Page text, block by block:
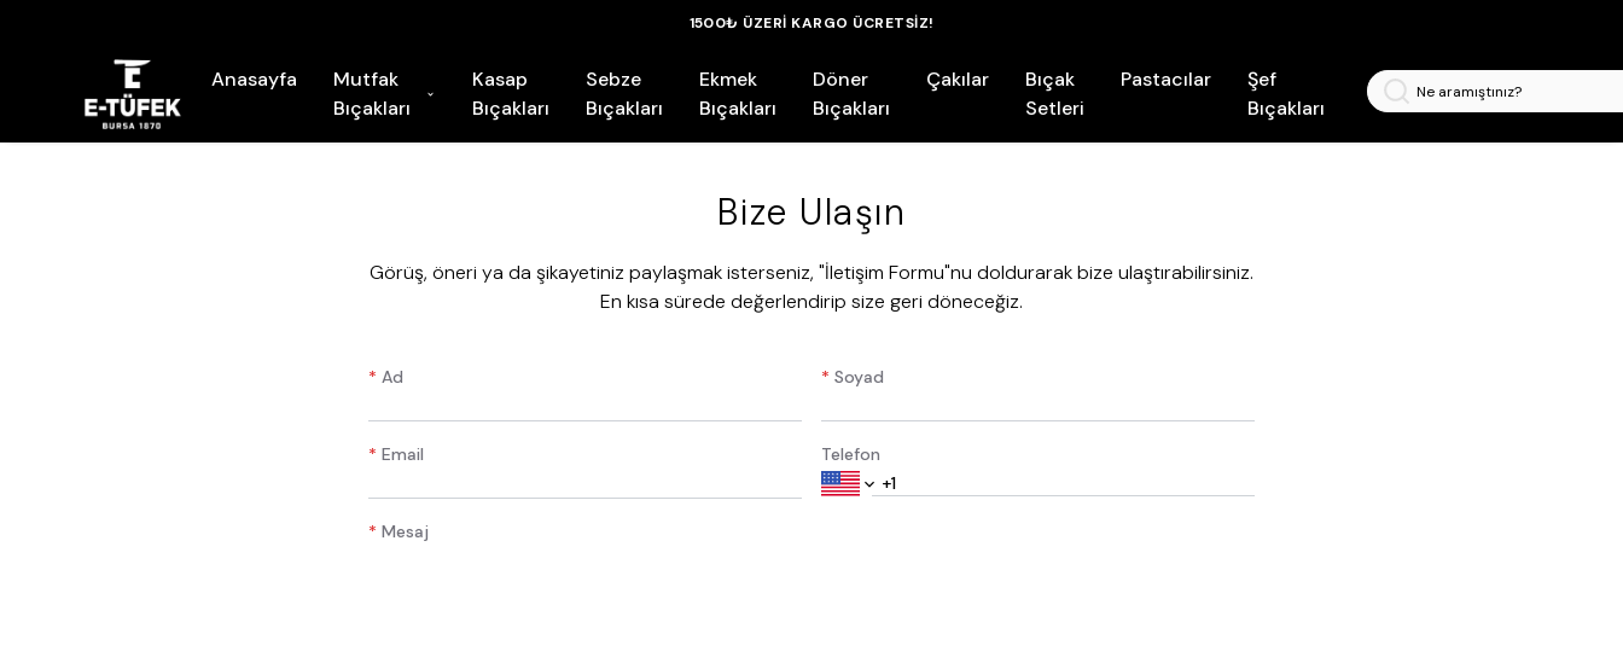
ÜYELERE ÖZEL HER ALIŞVERİŞTE EK %5 İNDİRİM!
Anasayfa
Mutfak
Bıçakları
Kasap
Bıçakları
Sebze
Bıçakları
Ekmek
Bıçakları
Döner
Bıçakları
Çakılar
Bıçak
Setleri
Pastacılar
Şef
Bıçakları
Bize Ulaşın
​Görüş, öneri ya da şikayetiniz paylaşmak isterseniz, "İletişim Formu"nu doldurarak bize ulaştırabilirsiniz.
En kısa sürede değerlendirip size geri döneceğiz.
* Ad * Soyad
* Email Telefon
* Mesaj